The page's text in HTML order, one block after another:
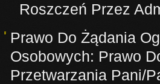
Roszczeń Przez
Prawo Do Żądania
Osobowych: Prawo
Przetwarzania Pani/